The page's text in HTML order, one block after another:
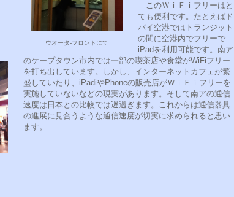
ウオータ-フロントにて
このＷｉＦｉフリーはと
ても便利です。たとえばド
バイ空港ではトランジット
の間に空港内でフリーで
iPadを利用可能です。南ア
のケープタウン市内では一部の喫茶店や食堂がWiFiフリー
を打ち出しています。しかし、インターネットカフェが繁
盛していたり、iPadiやPhoneの販売店がＷｉＦｉフリーを
実施していないなどの現実があります。そして南アの通信
速度は日本との比較では遅過ぎます。これからは通信器具
の進展に見合うような通信速度が切実に求められると思い
ます。